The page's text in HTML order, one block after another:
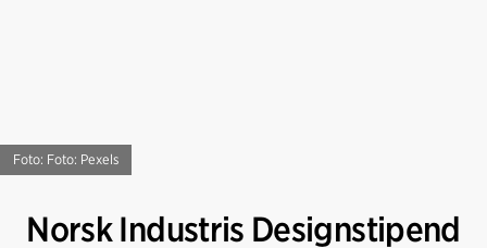
Foto: Foto: Pexels
Norsk Industris Designstipend